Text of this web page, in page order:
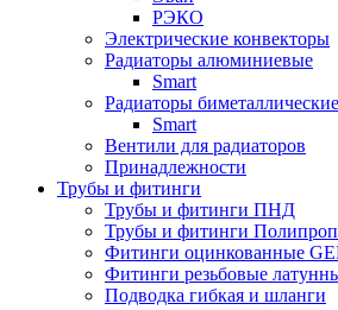
РЭКО
Электрические конвекторы
Радиаторы алюминиевые
Smart
Радиаторы биметаллические
Smart
Вентили для радиаторов
Принадлежности
Трубы и фитинги
Трубы и фитинги ПНД
Трубы и фитинги
Фитинги оцинкованные
Фитинги резьбовые
Подводка гибкая и шланги